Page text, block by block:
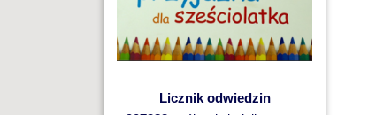
Licznik odwiedzin